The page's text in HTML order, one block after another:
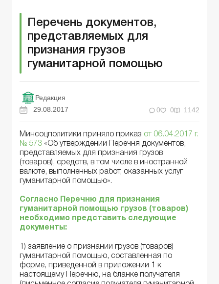
Перечень документов,
представляемых для
признания грузов
гуманитарной помощью
Редакция
29.08.2017
0 0 1142
Минсоцполитики приняло приказ от 06.04.2017 г.
№ 573 «Об утверждении Перечня документов,
представляемых для признания грузов
(товаров), средств, в том числе в иностранной
валюте, выполненных работ, оказанных услуг
гуманитарной помощью».
Согласно Перечню для признания
гуманитарной помощью грузов (товаров)
необходимо представить следующие
документы:
1) заявление о признании грузов (товаров)
гуманитарной помощью, составленная по
форме, приведенной в приложении 1 к
настоящему Перечню, на бланке получателя